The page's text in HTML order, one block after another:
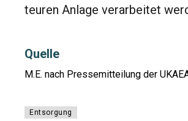
teuren Anlage verarbeitet
Quelle
M.E. nach Pressemitteilung der
Entsorgung